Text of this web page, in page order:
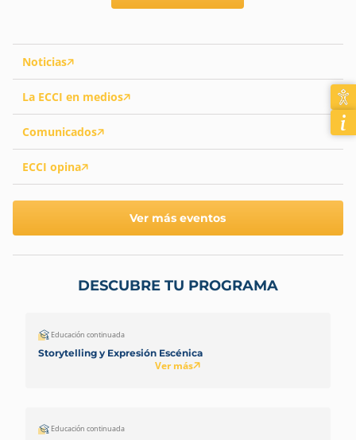
Noticias
La ECCI en medios
Comunicados
ECCI opina
Ver más eventos
DESCUBRE TU PROGRAMA
Educación continuada
Storytelling y Expresión Escénica
Ver más
Educación continuada